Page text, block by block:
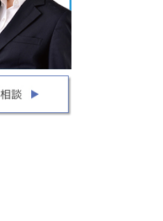
詳細はこちら